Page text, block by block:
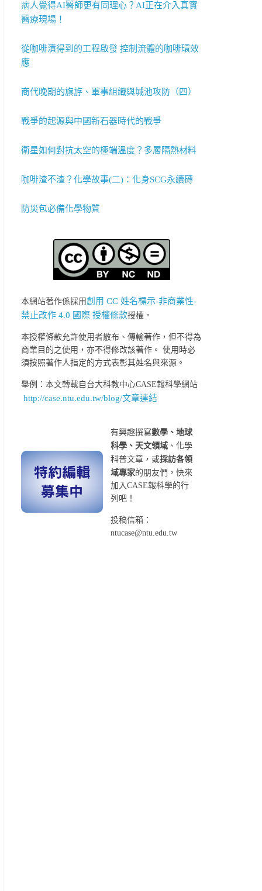
病人覺得AI醫師更有同理心？AI正在介入真實
醫療現場！
從咖啡漬得到的工程啟發 控制流體的咖啡環效
應
商代晚期的旗斿、軍事組織與城池攻防（四）
戰爭的起源與中國新石器時代的戰爭
衛星如何對抗太空的極端溫度？多層隔熱材料
咖啡渣不渣？化學故事(二)：化身SCG永續磚
防災包必備化學物質
本網站著作係採用創用 CC 姓名標示-非商業性-
禁止改作 4.0 國際 授權條款授權。
本授權條款允許使用者散布、傳輸著作，但不得為
商業目的之使用，亦不得修改該著作。 使用時必
須按照著作人指定的方式表彰其姓名與來源。
舉例：本文轉載自台大科教中心CASE報科學網站
http://case.ntu.edu.tw/blog/文章連結
有興趣撰寫數學、地球
科學、天文領域 、化學
科普文章，或採訪各領
域專家的朋友們，快來
加入CASE報科學的行
列吧！
投稿信箱：
ntucase@ntu.edu.tw